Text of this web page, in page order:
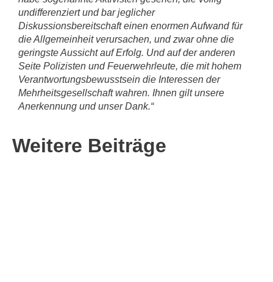
undifferenziert und bar jeglicher
Diskussionsbereitschaft einen enormen Aufwand für
die Allgemeinheit verursachen, und zwar ohne die
geringste Aussicht auf Erfolg. Und auf der anderen
Seite Polizisten und Feuerwehrleute, die mit hohem
Verantwortungsbewusstsein die Interessen der
Mehrheitsgesellschaft wahren. Ihnen gilt unsere
Anerkennung und unser Dank.“
Weitere Beiträge